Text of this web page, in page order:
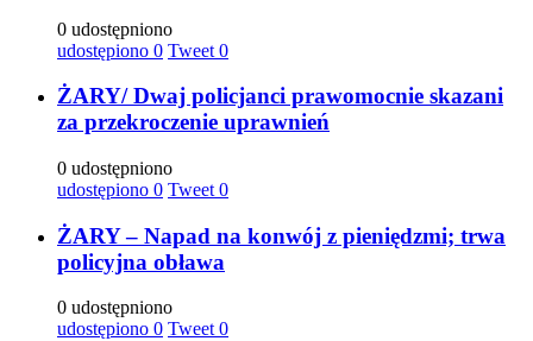
0 udostępniono
udostępiono 0 Tweet 0
ŻARY/ Dwaj policjanci prawomocnie skazani
za przekroczenie uprawnień
0 udostępniono
udostępiono 0 Tweet 0
ŻARY – Napad na konwój z pieniędzmi; trwa
policyjna obława
0 udostępniono
udostępiono 0 Tweet 0